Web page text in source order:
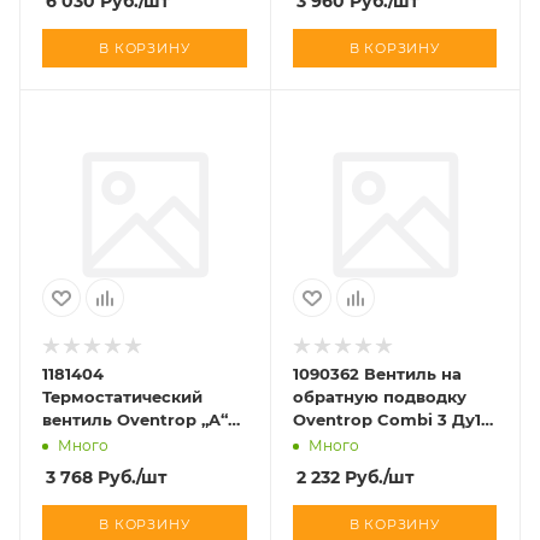
В КОРЗИНУ В КОРЗИНУ
1181404
Термостатический
вентиль Oventrop „A“
Ду 15, 1/2&quot;, PN 10,
Много
3 768 Руб./шт
В КОРЗИНУ
1090362 Вентиль на
обратную подводку
Oventrop Combi 3 Ду15,
1/2&quot;, PN10, угловой
Много
2 232Руб./шт
В КОРЗИНУ